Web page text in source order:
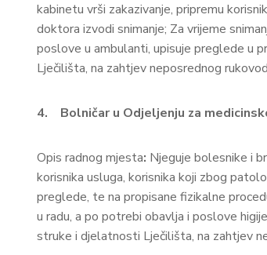
kabinetu vrši zakazivanje, pripremu
doktora izvodi snimanje; Za vrijeme
poslove u ambulanti, upisuje preglede u
Lječilišta, na zahtjev neposrednog
4. Bolničar u Odjeljenju za
Opis radnog mjesta: Njeguje bolesnike i
korisnika usluga, korisnika koji zbog
preglede, te na propisane fizikalne
u radu, a po potrebi obavlja i poslove
struke i djelatnosti Lječilišta, na zahtjev